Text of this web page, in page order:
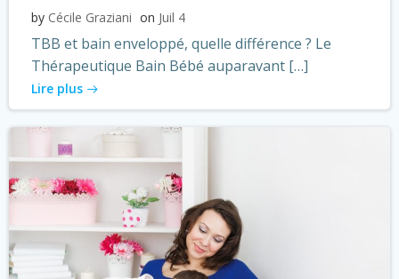
by Cécile Graziani on Juil 4
TBB et bain enveloppé, quelle différence ? Le
Thérapeutique Bain Bébé auparavant […]
Lire plus